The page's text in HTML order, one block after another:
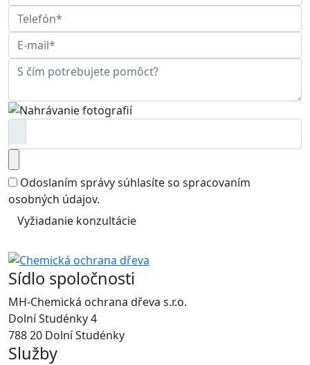
Odoslaním správy súhlasíte so spracovaním
osobných údajov.
Vyžiadanie konzultácie
Sídlo spoločnosti
MH-Chemická ochrana dřeva s.r.o.
Dolní Studénky 4
788 20 Dolní Studénky
Služby